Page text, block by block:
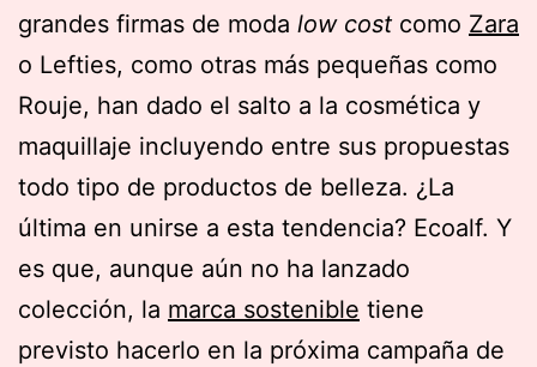
grandes firmas de moda low cost como Zara
o Lefties, como otras más pequeñas como
Rouje, han dado el salto a la cosmética y
maquillaje incluyendo entre sus propuestas
todo tipo de productos de belleza. ¿La
última en unirse a esta tendencia? Ecoalf. Y
es que, aunque aún no ha lanzado
colección, la marca sostenible tiene
previsto hacerlo en la próxima campaña de